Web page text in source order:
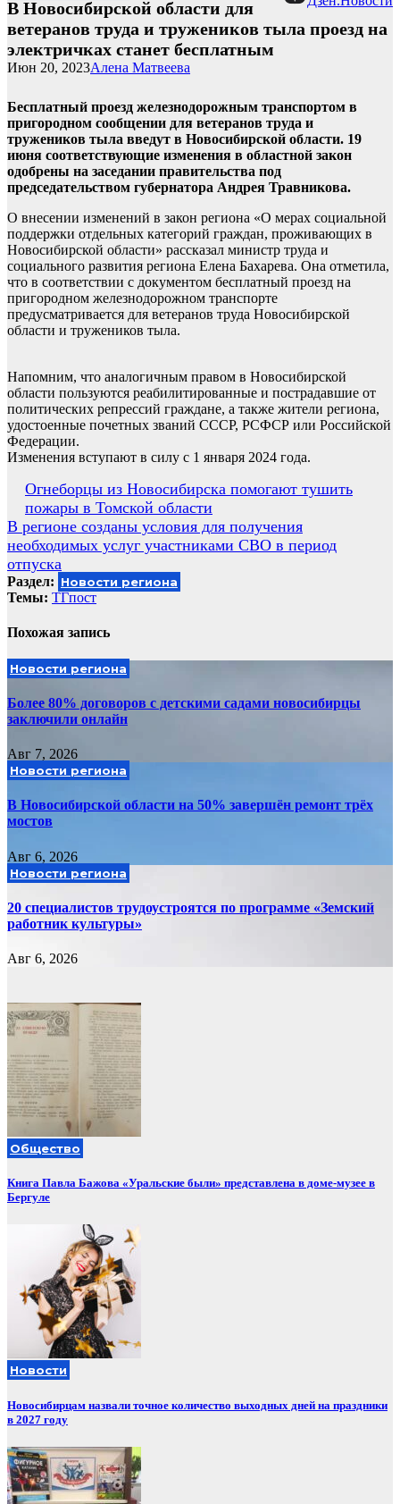
В Новосибирской области для
ветеранов труда и тружеников тыла проезд на
электричках станет бесплатным
Алена Матвеева
Июн 20, 2023
Бесплатный проезд железнодорожным транспортом в
пригородном сообщении для ветеранов труда и
тружеников тыла введут в Новосибирской области. 19
июня соответствующие изменения в областной закон
одобрены на заседании правительства под
председательством губернатора Андрея Травникова.
О внесении изменений в закон региона «О мерах социальной
поддержки отдельных категорий граждан, проживающих в
Новосибирской области» рассказал министр труда и
социального развития региона Елена Бахарева. Она отметила,
что в соответствии с документом бесплатный проезд на
пригородном железнодорожном транспорте
предусматривается для ветеранов труда Новосибирской
области и тружеников тыла.
Напомним, что аналогичным правом в Новосибирской
области пользуются реабилитированные и пострадавшие от
политических репрессий граждане, а также жители региона,
удостоенные почетных званий СССР, РСФСР или Российской
Федерации.
Изменения вступают в силу с 1 января 2024 года.
Навигация
по
записям
Огнеборцы из Новосибирска помогают тушить
пожары в Томской области
В регионе созданы условия для получения
необходимых услуг участниками СВО в период
отпуска
Раздел: Новости региона
Темы: ТГпост
Похожая запись
Новости региона
Более 80% договоров с детскими садами новосибирцы
заключили онлайн
Авг 7, 2026
Новости региона
В Новосибирской области на 50% завершён ремонт трёх
мостов
Авг 6, 2026
Новости региона
20 специалистов трудоустроятся по программе «Земский
работник культуры»
Авг 6, 2026
Общество
Книга Павла Бажова «Уральские были» представлена в доме-музее в
Бергуле
Новости
Новосибирцам назвали точное количество выходных дней на праздники
в 2027 году